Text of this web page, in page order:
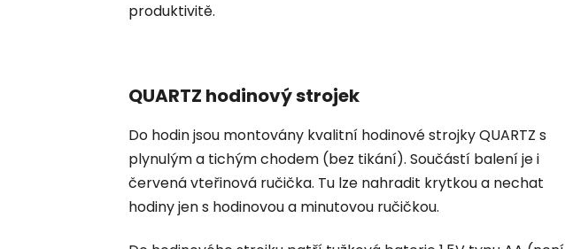
produktivitě.
QUARTZ hodinový strojek
Do hodin jsou montovány kvalitní hodinové strojky QUARTZ s
plynulým a tichým chodem (bez tikání). Součástí balení je i
červená vteřinová ručička. Tu lze nahradit krytkou a nechat
hodiny jen s hodinovou a minutovou ručičkou.